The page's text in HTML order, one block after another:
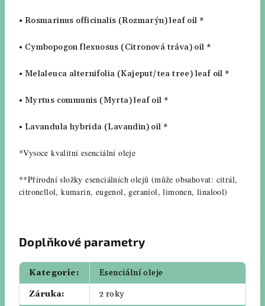
• Rosmarinus officinalis (Rozmarýn) leaf oil *
• Cymbopogon flexuosus (Citronová tráva) oil *
• Melaleuca alternifolia (Kajeput/tea tree) leaf oil *
• Myrtus communis (Myrta) leaf oil *
• Lavandula hybrida (Lavandin) oil *
*Vysoce kvalitní esenciální oleje
**Přírodní složky esenciálních olejů (může obsahovat: citrál,
citronellol, kumarin, eugenol, geraniol, limonen, linalool)
Doplňkové parametry
Kategorie:
Esenciální oleje
Záruka: 2 roky